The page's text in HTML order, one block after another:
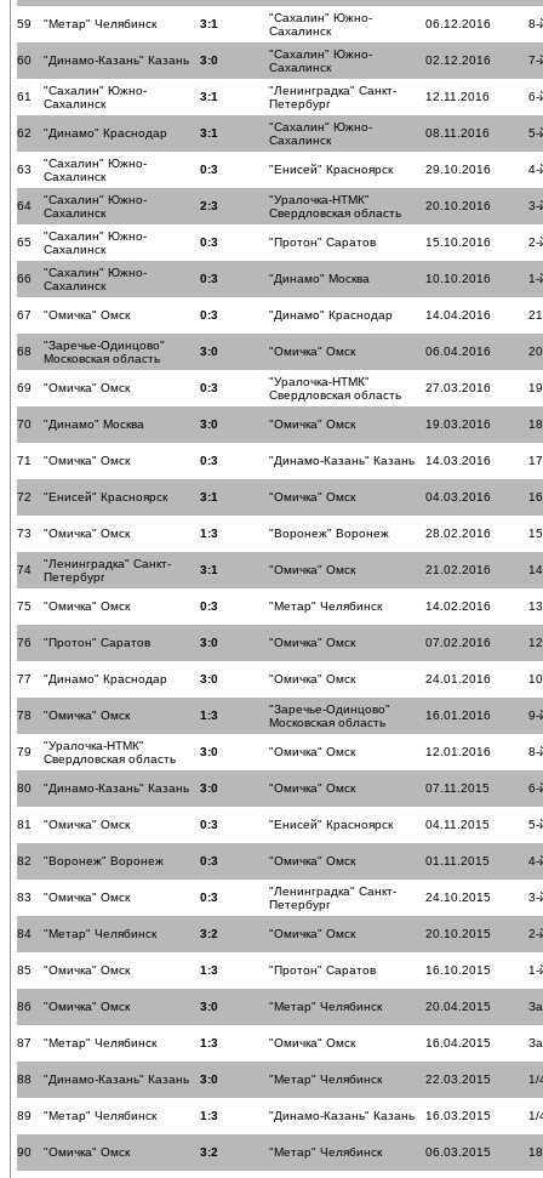
59 "Метар" Челябинск 3:1
"Сахалин" Южно-
Сахалинск
06.12.2016 8-
60 "Динамо-Казань" Казань 3:0
"Сахалин" Южно-
Сахалинск
02.12.2016 7-
61
"Сахалин" Южно-
Сахалинск
3:1
"Ленинградка" Санкт-
Петербург
12.11.2016 6-
62 "Динамо" Краснодар 3:1
"Сахалин" Южно-
Сахалинск
08.11.2016 5-
63
"Сахалин" Южно-
Сахалинск
0:3 "Енисей" Красноярск 29.10.2016 4-
64
"Сахалин" Южно-
Сахалинск
2:3
"Уралочка-НТМК"
Свердловская область
20.10.2016 3-
65
"Сахалин" Южно-
Сахалинск
0:3 "Протон" Саратов 15.10.2016 2-
66
"Сахалин" Южно-
Сахалинск
0:3 "Динамо" Москва 10.10.2016 1-
67 "Омичка" Омск 0:3 "Динамо" Краснодар 14.04.2016
68
"Заречье-Одинцово"
Московская область
3:0 "Омичка" Омск 06.04.2016
69 "Омичка" Омск 0:3
"Уралочка-НТМК"
Свердловская область
27.03.2016
70 "Динамо" Москва 3:0 "Омичка" Омск 19.03.2016
71 "Омичка" Омск 0:3 "Динамо-Казань" Казань 14.03.2016
72 "Енисей" Красноярск 3:1 "Омичка" Омск 04.03.2016
73 "Омичка" Омск 1:3 "Воронеж" Воронеж 28.02.2016
74
"Ленинградка" Санкт-
Петербург
3:1 "Омичка" Омск 21.02.2016
75 "Омичка" Омск 0:3 "Метар" Челябинск 14.02.2016
76 "Протон" Саратов 3:0 "Омичка" Омск 07.02.2016
77 "Динамо" Краснодар 3:0 "Омичка" Омск 24.01.2016
78 "Омичка" Омск 1:3
"Заречье-Одинцово"
Московская область
16.01.2016 9-
79
"Уралочка-НТМК"
Свердловская область
3:0 "Омичка" Омск 12.01.2016 8-
80 "Динамо-Казань" Казань 3:0 "Омичка" Омск 07.11.2015 6-
81 "Омичка" Омск 0:3 "Енисей" Красноярск 04.11.2015 5-
82 "Воронеж" Воронеж 0:3 "Омичка" Омск 01.11.2015 4-
83 "Омичка" Омск 0:3
"Ленинградка" Санкт-
Петербург
24.10.2015 3-
84 "Метар" Челябинск 3:2 "Омичка" Омск 20.10.2015 2-
85 "Омичка" Омск 1:3 "Протон" Саратов 16.10.2015 1-
86 "Омичка" Омск 3:0 "Метар" Челябинск 20.04.2015
87 "Метар" Челябинск 1:3 "Омичка" Омск 16.04.2015
88 "Динамо-Казань" Казань 3:0 "Метар" Челябинск 22.03.2015 1/
89 "Метар" Челябинск 1:3 "Динамо-Казань" Казань 16.03.2015 1/
90 "Омичка" Омск 3:2 "Метар" Челябинск 06.03.2015